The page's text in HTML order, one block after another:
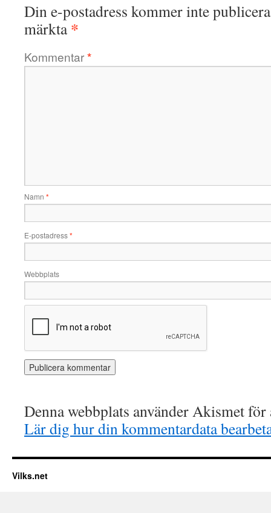
Din e-postadress kommer inte
märkta*
Kommentar*
Namn *
E-postadress*
Webbplats
Denna webbplats använder Akismet
Lär dig hur din kommentardata
Vilks.net